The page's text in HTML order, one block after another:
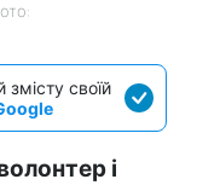
своїй
і